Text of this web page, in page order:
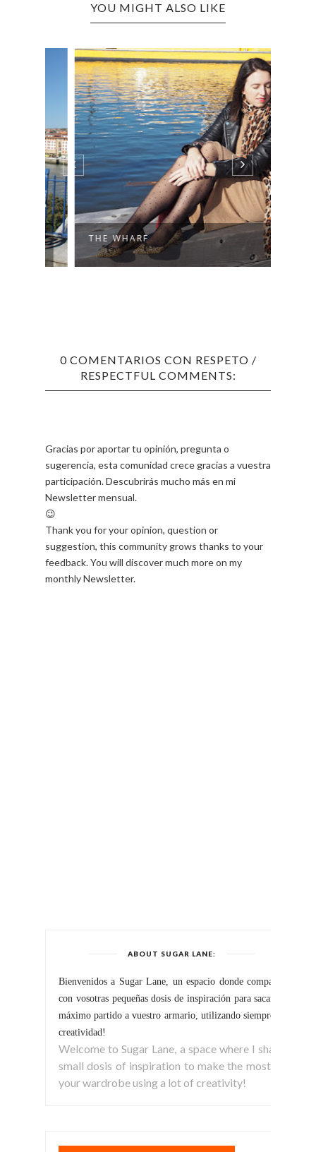
YOU MIGHT ALSO LIKE
THE WHARF
0 COMENTARIOS CON RESPETO /
RESPECTFUL COMMENTS:
Gracias por aportar tu opinión, pregunta o
sugerencia, esta comunidad crece gracias a vuestra
participación. Descubrirás mucho más en mi
Newsletter mensual.
😉
Thank you for your opinion, question or
suggestion, this community grows thanks to your
feedback. You will discover much more on my
monthly Newsletter.
ABOUT SUGAR LANE:
Bienvenidos a Sugar Lane, un espacio donde comparto
con vosotras pequeñas dosis de inspiración para sacar el
máximo partido a vuestro armario, utilizando siempre la
creatividad!
Welcome to Sugar Lane, a space where I share
small dosis of inspiration to make the most of
your wardrobe using a lot of creativity!